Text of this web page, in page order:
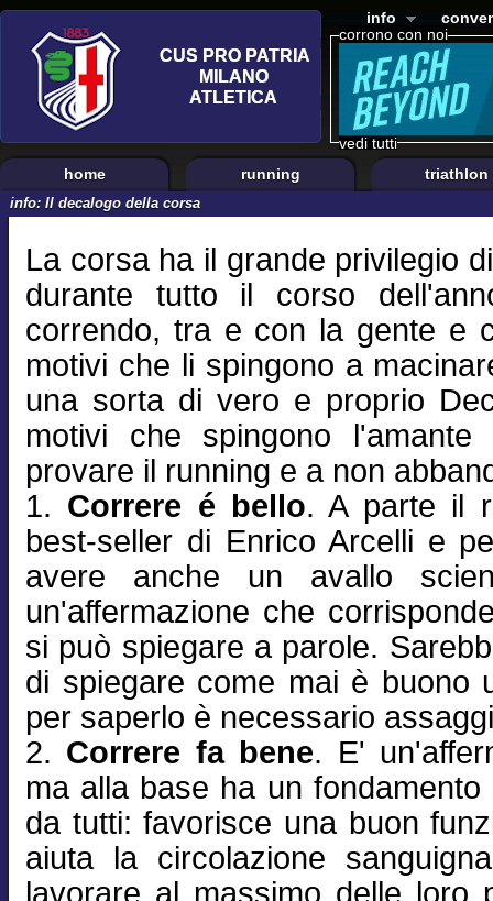
corrono con noi
vedi tutti
info
home running triathlon
info: Il decalogo della corsa
La corsa ha il grande privilegio
durante tutto il corso
correndo, tra e con la gente e
motivi che li spingono a
una sorta di vero e proprio
motivi che spingono
provare il running e a non
1. Correre é bello. A parte il
best-seller di Enrico Arcelli e
avere anche un avallo
un'affermazione che
si può spiegare a parole.
di spiegare come mai è buono
per saperlo è necessario
2. Correre fa bene. E'
ma alla base ha un
da tutti: favorisce una buon
aiuta la circolazione
lavorare al massimo delle loro